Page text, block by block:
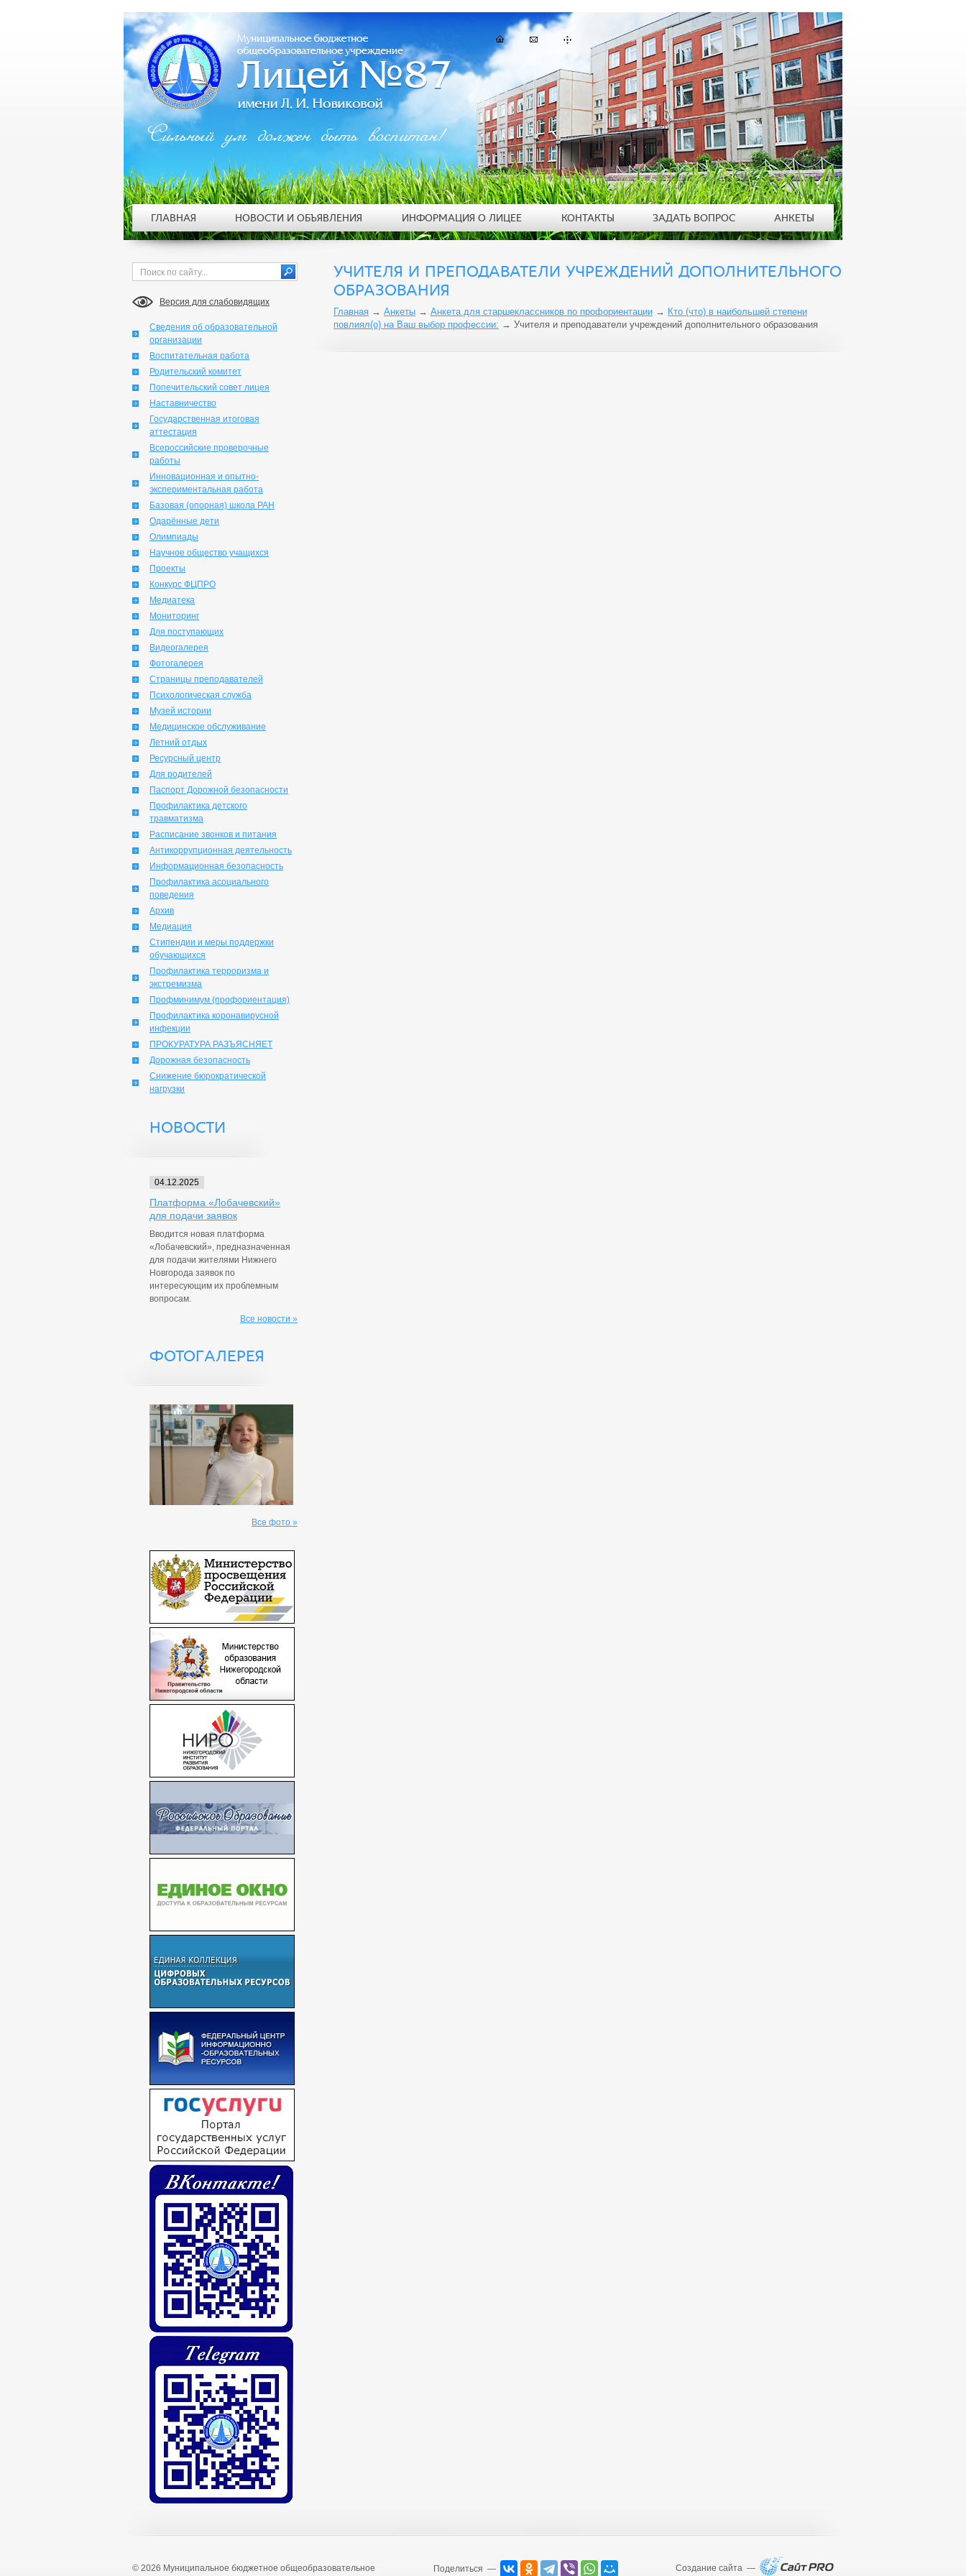
Версия для слабовидящих
Сведения об образовательной
организации
Воспитательная работа
Родительский комитет
Попечительский совет лицея
Наставничество
Государственная итоговая
аттестация
Всероссийские проверочные
работы
Инновационная и опытно-
экспериментальная работа
Базовая (опорная) школа РАН
Одарённые дети
Олимпиады
Научное общество учащихся
Проекты
Конкурс ФЦПРО
Медиатека
Мониторинг
Для поступающих
Видеогалерея
Фотогалерея
Страницы преподавателей
Психологическая служба
Музей истории
Медицинское обслуживание
Летний отдых
Ресурсный центр
Для родителей
Паспорт Дорожной безопасности
Профилактика детского
травматизма
Расписание звонков и питания
Антикоррупционная деятельность
Информационная безопасность
Профилактика асоциального
поведения
Архив
Медиация
Стипендии и меры поддержки
обучающихся
Профилактика терроризма и
экстремизма
Профминимум (профориентация)
Профилактика коронавирусной
инфекции
ПРОКУРАТУРА РАЗЪЯСНЯЕТ
Дорожная безопасность
Снижение бюрократической
нагрузки
НОВОСТИ
04.12.2025
Платформа «Лобачевский»
для подачи заявок
Вводится новая платформа
«Лобачевский», предназначенная
для подачи жителями Нижнего
Новгорода заявок по
интересующим их проблемным
вопросам.
Все новости »
ФОТОГАЛЕРЕЯ
Все фото »
УЧИТЕЛЯ И ПРЕПОДАВАТЕЛИ УЧРЕЖДЕНИЙ ДОПОЛНИТЕЛЬНОГО
ОБРАЗОВАНИЯ
Главная → Анкеты → Анкета для старшеклассников по профориентации → Кто (что) в наибольшей степени
повлиял(о) на Ваш выбор профессии: → Учителя и преподаватели учреждений дополнительного образования
Сильный ум должен быть воспитан!
ГЛАВНАЯ НОВОСТИ И ОБЪЯВЛЕНИЯ ИНФОРМАЦИЯ О ЛИЦЕЕ КОНТАКТЫ ЗАДАТЬ ВОПРОС АНКЕТЫ
© 2026 Муниципальное бюджетное общеобразовательное Поделиться — Создание сайта —